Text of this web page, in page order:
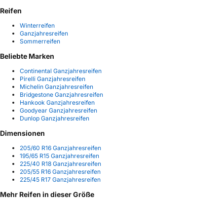
Reifen
Winterreifen
Ganzjahresreifen
Sommerreifen
Beliebte Marken
Continental Ganzjahresreifen
Pirelli Ganzjahresreifen
Michelin Ganzjahresreifen
Bridgestone Ganzjahresreifen
Hankook Ganzjahresreifen
Goodyear Ganzjahresreifen
Dunlop Ganzjahresreifen
Dimensionen
205/60 R16 Ganzjahresreifen
195/65 R15 Ganzjahresreifen
225/40 R18 Ganzjahresreifen
205/55 R16 Ganzjahresreifen
225/45 R17 Ganzjahresreifen
Mehr Reifen in dieser Größe